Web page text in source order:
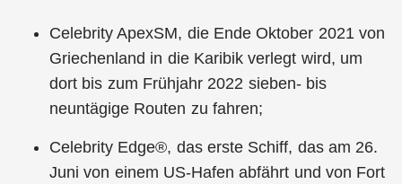
Celebrity ApexSM, die Ende Oktober 2021 von
Griechenland in die Karibik verlegt wird, um
dort bis zum Frühjahr 2022 sieben- bis
neuntägige Routen zu fahren;
Celebrity Edge®, das erste Schiff, das am 26.
Juni von einem US-Hafen abfährt und von Fort